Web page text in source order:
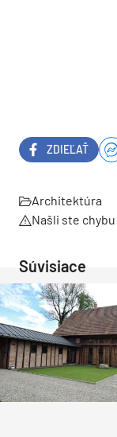
ZDIEĽAŤ
Architektúra
Našli ste
Súvisiace